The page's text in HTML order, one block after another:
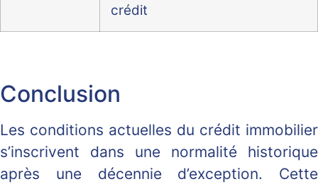
crédit
Conclusion
Les conditions actuelles du crédit immobilier
s’inscrivent dans une normalité historique
après une décennie d’exception. Cette